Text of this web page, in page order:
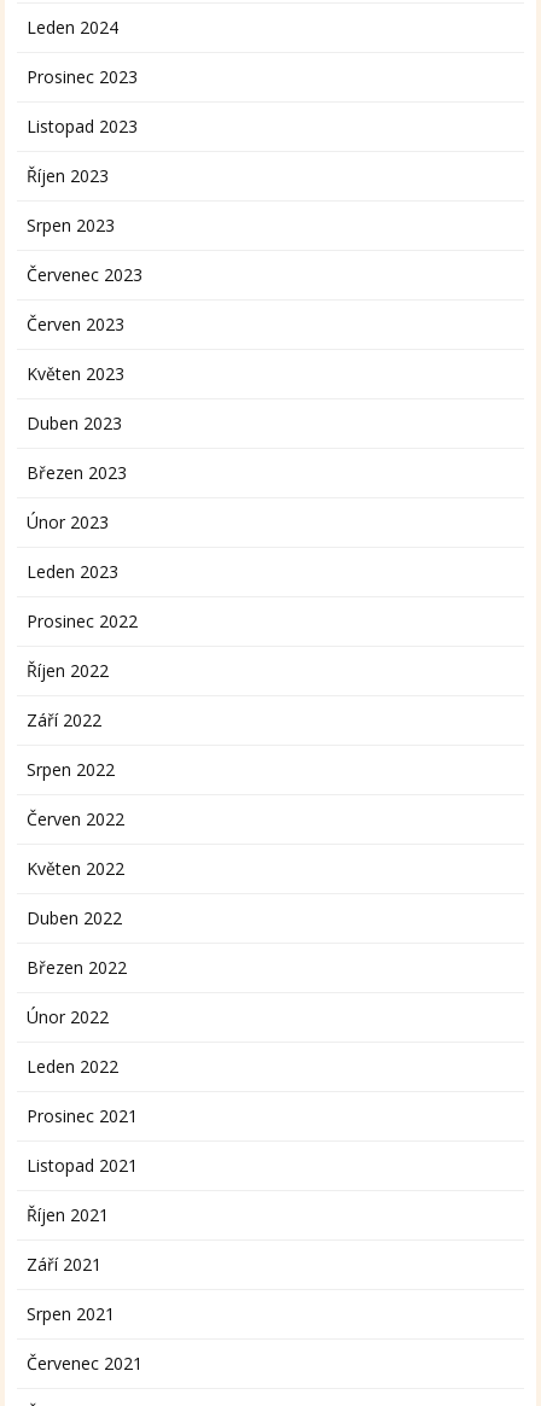
Leden 2024
Prosinec 2023
Listopad 2023
Říjen 2023
Srpen 2023
Červenec 2023
Červen 2023
Květen 2023
Duben 2023
Březen 2023
Únor 2023
Leden 2023
Prosinec 2022
Říjen 2022
Září 2022
Srpen 2022
Červen 2022
Květen 2022
Duben 2022
Březen 2022
Únor 2022
Leden 2022
Prosinec 2021
Listopad 2021
Říjen 2021
Září 2021
Srpen 2021
Červenec 2021